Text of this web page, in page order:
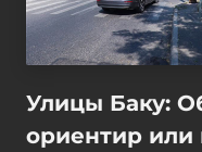
Улицы Баку:
ориентир